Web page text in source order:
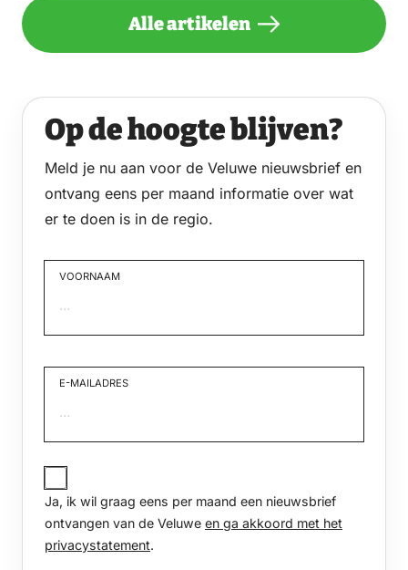
Alle artikelen
Op de hoogte blijven?
Meld je nu aan voor de Veluwe nieuwsbrief en
ontvang eens per maand informatie over wat
er te doen is in de regio.
VOORNAAM
E-MAILADRES
JA,
IK
WIL
GRAAG
PER
Ja, ik wil graag eens per maand een nieuwsbrief
ontvangen van de Veluwe en ga akkoord met het
privacystatement.